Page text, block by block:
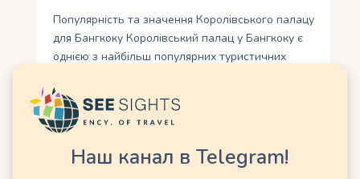
Популярність та значення Королівського палацу
для Бангкоку Королівський палац у Бангкоку є
однією з найбільш популярних туристичних
значення для жителів самого Бангкоку. Його
вражаюча архітектура, багата історія та
культурна спадщина роблять його незамінним
об’єктом для відвідувачів. Королівський палац є
символом національного гордості та
Наш канал в Telegram!